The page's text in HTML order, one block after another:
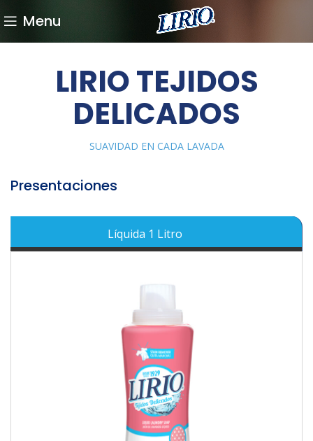
Menu
LIRIO TEJIDOS
DELICADOS
SUAVIDAD EN CADA LAVADA
Presentaciones
Líquida 1 Litro